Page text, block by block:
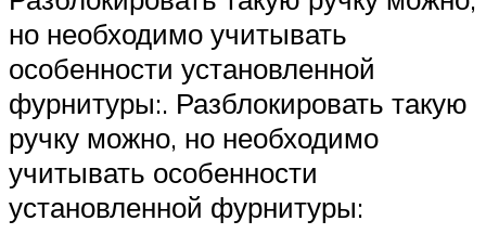
но необходимо учитывать
особенности установленной
фурнитуры:. Разблокировать такую
ручку можно, но необходимо
учитывать особенности
установленной фурнитуры: